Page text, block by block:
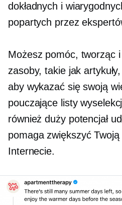
dokładnych i
popartych przez
Możesz pomóc, tworząc
zasoby, takie jak
aby wykazać się swoją
pouczające listy
również duży potencjał
pomaga zwiększyć
Internecie.